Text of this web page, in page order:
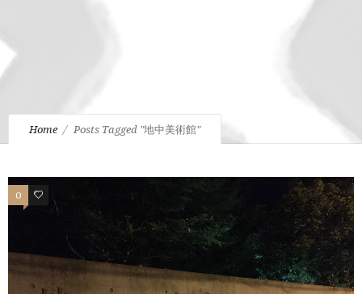
Home Posts Tagged "地中美術館"
0 0